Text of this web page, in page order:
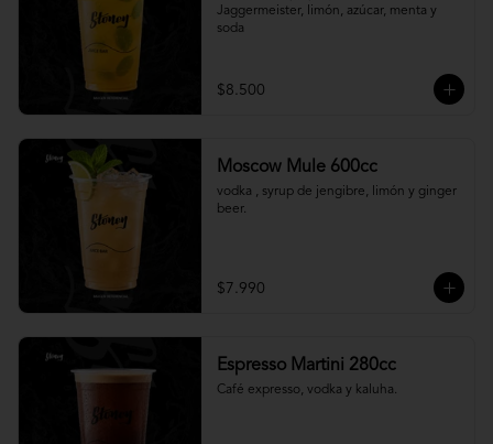
Jaggermeister, limón, azúcar, menta y
soda
$8.500
Moscow Mule 600cc
vodka , syrup de jengibre, limón y ginger
beer.
$7.990
Espresso Martini 280cc
Café expresso, vodka y kaluha.